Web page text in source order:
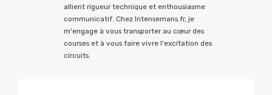
allient rigueur technique et enthousiasme
communicatif. Chez Intensemans.fr, je
m'engage à vous transporter au cœur des
courses et à vous faire vivre l'excitation des
circuits.